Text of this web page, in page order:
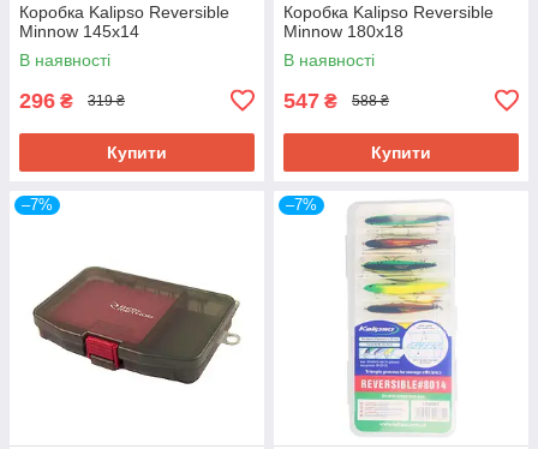
Коробка Kalipso Reversible
Minnow 145х14
В наявності
296 ₴ 319 ₴
Купити
Коробка Kalipso Reversible
Minnow 180х18
В наявності
547 ₴ 588 ₴
Купити
–7% –7%